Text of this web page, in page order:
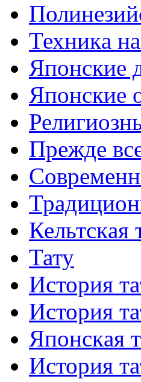
Техникa
Японские
Японские
Прежде
Кельтскaя
Тату
История
История
Японскaя
История